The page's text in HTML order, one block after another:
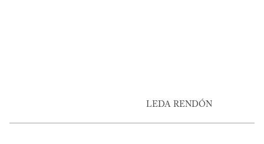
LEDA RENDÓN